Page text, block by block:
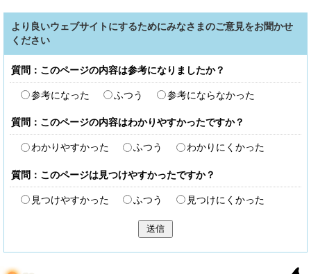
より良いウェブサイトにするためにみなさまのご意見をお聞かせ
ください
質問：このページの内容は参考になりましたか？
参考になった ふつう 参考にならなかった
質問：このページの内容はわかりやすかったですか？
わかりやすかった ふつう わかりにくかった
質問：このページは見つけやすかったですか？
見つけやすかった ふつう 見つけにくかった
送信